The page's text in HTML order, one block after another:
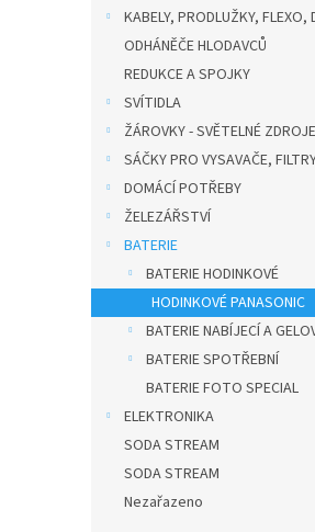
KABELY, PRODLUŽKY, FLEXO,
ODHÁNĚČE HLODAVCŮ
REDUKCE A SPOJKY
SVÍTIDLA
ŽÁROVKY - SVĚTELNÉ ZDROJE
SÁČKY PRO VYSAVAČE,
DOMÁCÍ POTŘEBY
ŽELEZÁŘSTVÍ
BATERIE
BATERIE HODINKOVÉ
HODINKOVÉ PANASONIC
BATERIE NABÍJECÍ A
BATERIE SPOTŘEBNÍ
BATERIE FOTO SPECIAL
ELEKTRONIKA
SODA STREAM
SODA STREAM
Nezařazeno